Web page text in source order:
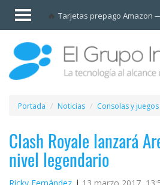
Tarjetas prepago Amazon
Invitado
Iniciar
sesión /
Registrarse
Esenciales
Móviles
Ofertas
Apps
Portada Noticias Consolas y juegos
Clash Royale lanzará
nivel legendario